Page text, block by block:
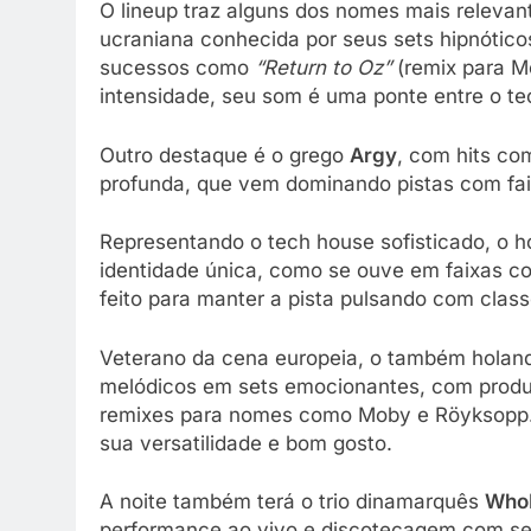
O lineup traz alguns dos nomes mais
ucraniana conhecida por seus sets
sucessos como “Return to Oz”(remix para
intensidade, seu som é uma ponte entre o
Outro destaque é o grego Argy, com hits
profunda, que vem dominando pistas com
Representando o tech house sofisticado, o
identidade única, como se ouve em faixas
feito para manter a pista pulsando com
Veterano da cena europeia, o também
melódicos em sets emocionantes, com
remixes para nomes como Moby e
sua versatilidade e bom gosto.
A noite também terá o trio dinamarquês